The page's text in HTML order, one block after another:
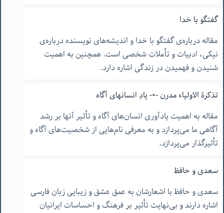
گفتگو با خدا
مقاله درباره‌ی گفتگو با خدا و اندیشه‌های نویسنده درباره‌ی
نیکی، ادبیات و تأملات شخصی است. همچنین به اهمیت
شنیدن و فهمیدن در زندگی اشاره دارد.
تذکرة الاولیاء مدرن -۰- یادِ انسانهای آگاه
مقاله به اهمیت یادآوری انسان‌های آگاه و تأثیر آنها بر رشد
آگاهی ما می‌پردازد و به معرفی نام‌هایی از شخصیت‌های آگاه و
تأثیرگذار می‌پردازد.
سعدی و حافظ
سعدی و حافظ با اشعارشان به عمق عشق و زیبایی زبان فارسی
اشاره دارند و بی‌نهایت تأثیر بر فرهنگ و احساسات ایرانیان